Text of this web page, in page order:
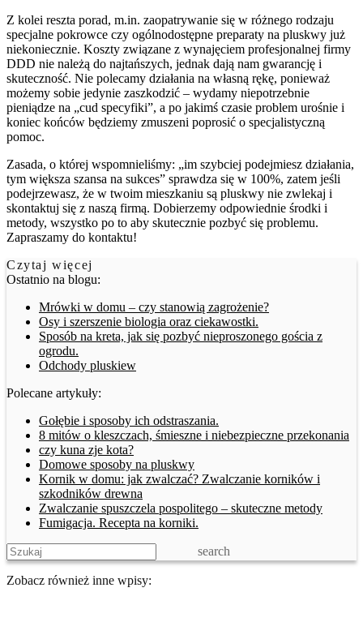
Z kolei reszta porad, m.in. zaopatrywanie się w różnego rodzaju
specjalne pokrowce czy ogólnodostępne preparaty na pluskwy już
niekoniecznie. Koszty związane z wynajęciem profesjonalnej firmy
DDD nie należą do najtańszych, jednak dają nam gwarancję i
skuteczność. Nie polecamy działania na własną rękę, ponieważ
możemy sobie jedynie zaszkodzić – wydamy niepotrzebnie
pieniądze na „cud specyfiki”, a po jakimś czasie problem urośnie i
koniec końców będziemy zmuszeni poprosić o specjalistyczną
pomoc.
Zasada, o której wspomnieliśmy: „im szybciej podejmiesz działania,
tym większa szansa na sukces” sprawdza się w 100%, zatem jeśli
podejrzewasz, że w twoim mieszkaniu są pluskwy nie zwlekaj i
skontaktuj się z naszą firmą. Dobierzemy odpowiednie środki i
metody, wszystko po to aby skutecznie pozbyć się problemu.
Zapraszamy do kontaktu!
Czytaj więcej
Ostatnio na blogu:
Mrówki w domu – czy stanowią zagrożenie?
Osy i szerszenie biologia oraz ciekawostki.
Sposób na kreta, jak się pozbyć nieproszonego gościa z
ogrodu.
Odchody pluskiew
Polecane artykuły:
Gołębie i sposoby ich odstraszania.
8 mitów o kleszczach, śmieszne i niebezpieczne przekonania
czy kuna zje kota?
Domowe sposoby na pluskwy
Kornik w domu: jak zwalczać? Zwalczanie korników i
szkodników drewna
Zwalczanie spuszczela pospolitego – skuteczne metody
Fumigacja. Recepta na korniki.
search
Zobacz również inne wpisy: